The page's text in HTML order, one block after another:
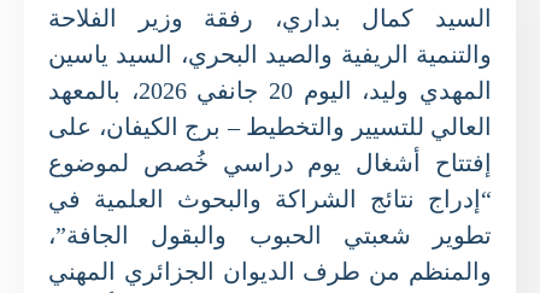
السيد كمال بداري، رفقة وزير الفلاحة
والتنمية الريفية والصيد البحري، السيد ياسين
المهدي وليد، اليوم 20 جانفي 2026، بالمعهد
العالي للتسيير والتخطيط – برج الكيفان، على
إفتتاح أشغال يوم دراسي خُصص لموضوع
“إدراج نتائج الشراكة والبحوث العلمية في
تطوير شعبتي الحبوب والبقول الجافة”،
والمنظم من طرف الديوان الجزائري المهني